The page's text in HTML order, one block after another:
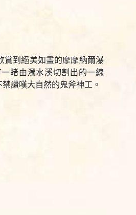
賞到絕美如畫的摩摩納爾瀑
睹由濁水溪切割出的一線
讚嘆大自然的鬼斧神工。